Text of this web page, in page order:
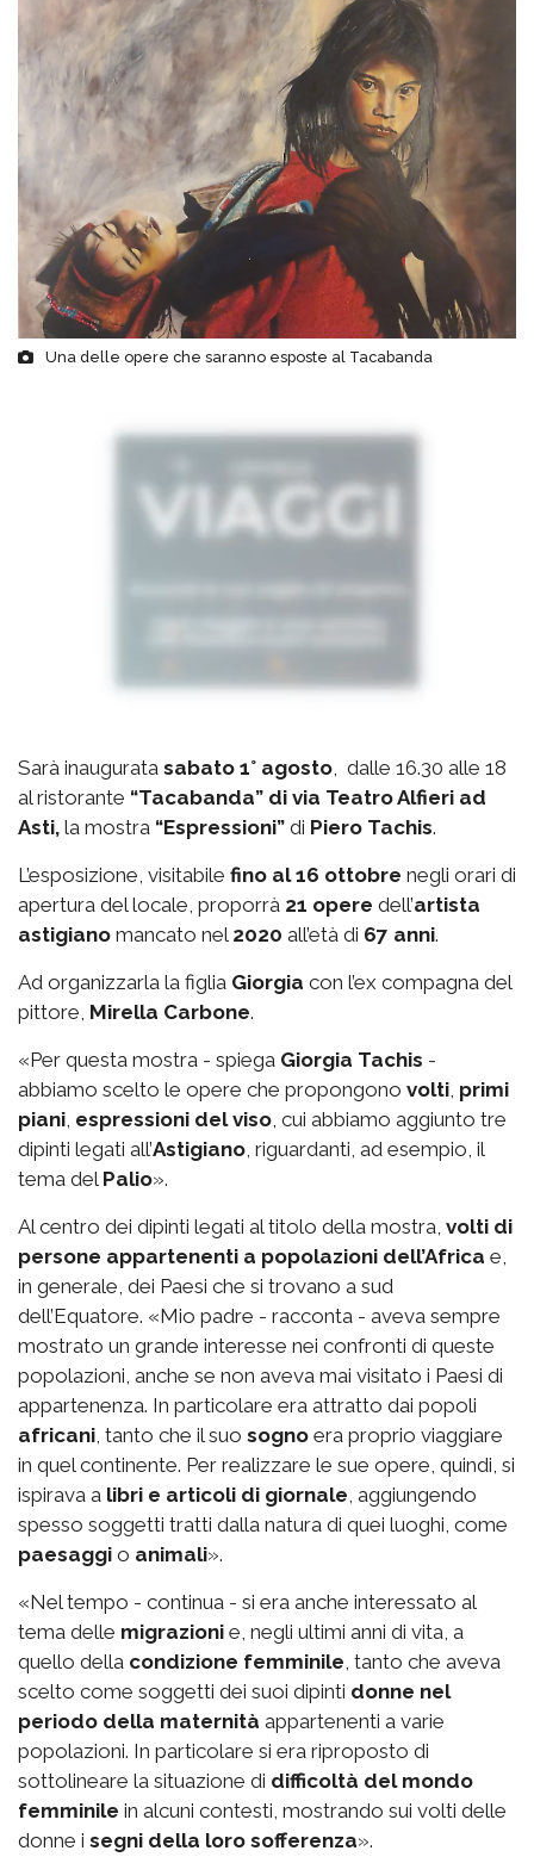
Una delle opere che saranno esposte al Tacabanda
Sarà inaugurata sabato 1° agosto, dalle 16.30 alle 18
al ristorante “Tacabanda” di via Teatro Alfieri ad
Asti, la mostra “Espressioni” di Piero Tachis.
L’esposizione, visitabile fino al 16 ottobre negli orari di
apertura del locale, proporrà 21 opere dell’artista
astigiano mancato nel 2020 all’età di 67 anni.
Ad organizzarla la figlia Giorgia con l’ex compagna del
pittore, Mirella Carbone.
«Per questa mostra - spiega Giorgia Tachis -
abbiamo scelto le opere che propongono volti, primi
piani, espressioni del viso, cui abbiamo aggiunto tre
dipinti legati all’Astigiano, riguardanti, ad esempio, il
tema del Palio».
Al centro dei dipinti legati al titolo della mostra, volti di
persone appartenenti a popolazioni dell’Africa e,
in generale, dei Paesi che si trovano a sud
dell’Equatore. «Mio padre - racconta - aveva sempre
mostrato un grande interesse nei confronti di queste
popolazioni, anche se non aveva mai visitato i Paesi di
appartenenza. In particolare era attratto dai popoli
africani, tanto che il suo sogno era proprio viaggiare
in quel continente. Per realizzare le sue opere, quindi, si
ispirava a libri e articoli di giornale, aggiungendo
spesso soggetti tratti dalla natura di quei luoghi, come
paesaggi o animali».
«Nel tempo - continua - si era anche interessato al
tema delle migrazioni e, negli ultimi anni di vita, a
quello della condizione femminile, tanto che aveva
scelto come soggetti dei suoi dipinti donne nel
periodo della maternità appartenenti a varie
popolazioni. In particolare si era riproposto di
sottolineare la situazione di difficoltà del mondo
femminile in alcuni contesti, mostrando sui volti delle
donne i segni della loro sofferenza».